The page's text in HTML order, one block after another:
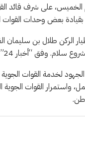
الخميس، على شرف قائد
بعض وحدات القوات
الركن طلال بن
سلام. وفق “أخبار 24”.
لخدمة القوات
واستمرار القوات